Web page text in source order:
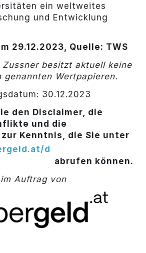
ein weltweites
und Entwicklung
29.12.2023, Quelle: TWS
besitzt aktuell keine
genannten Wertpapieren.
30.12.2023
den Disclaimer, die
und die
Kenntnis, die Sie unter
d
abrufen können.
Auftrag von